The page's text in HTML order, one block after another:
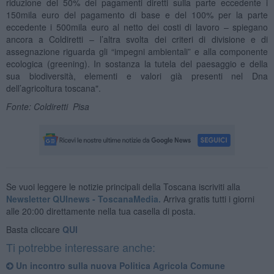
150mila euro del pagamento di base e del 100% per la parte
eccedente i 500mila euro al netto dei costi di lavoro – spiegano
ancora a Coldiretti – l’altra svolta dei criteri di divisione e di
assegnazione riguarda gli “impegni ambientali” e alla componente
ecologica (greening). In sostanza la tutela del paesaggio e della
sua biodiversità, elementi e valori già presenti nel Dna
dell’agricoltura toscana".
Fonte: Coldiretti Pisa
Se vuoi leggere le notizie principali della Toscana iscriviti alla
Newsletter QUInews - ToscanaMedia. Arriva gratis tutti i giorni
alle 20:00 direttamente nella tua casella di posta.
Basta cliccare QUI
Ti potrebbe interessare anche:
Un incontro sulla nuova Politica Agricola Comune